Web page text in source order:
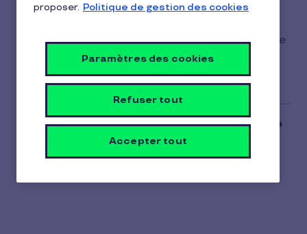
plus de simplicité et de flexibilité : vous payez au
et pouvez même l'utiliser depuis votre smartphone
en l'ajoutant à votre wallet.
proposer. Politique de gestion des cookies
Paramètres des cookies
Refuser tout
Accepter tout